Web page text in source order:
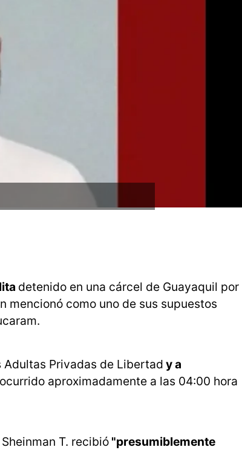
detenido en una cárcel de Guayaquil por
mencionó como uno de sus supuestos
Adultas Privadas de Libertad y a
aproximadamente a las 04:00 hora
T. recibió "presumiblemente